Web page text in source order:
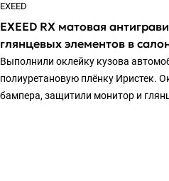
EXEED
EXEED RX матовая
глянцевых элементов в
Выполнили оклейку кузова
полиуретановую плёнку Иристек.
бампера, защитили монитор и